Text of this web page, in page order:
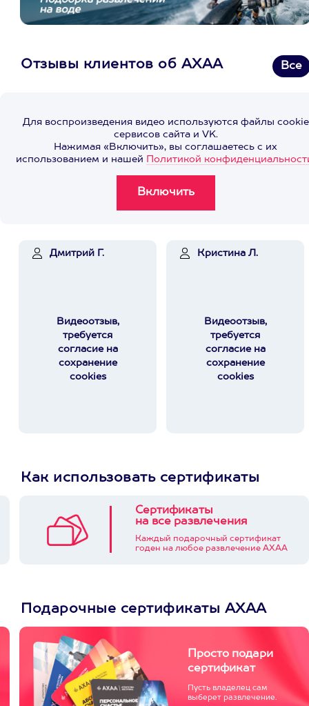
Отзывы клиентов об АХАА Все
Для воспроизведения видео используются файлы cookie
сервисов сайта и VK.
Нажимая «Включить», вы соглашаетесь с их
использованием и нашей Политикой
Дмитрий Г.
Видеоотзыв,
требуется
согласие на
сохранение
cookies
Кристина Л.
Видеоотзыв,
требуется
согласие на
сохранение
cookies
Как использовать сертификаты
Сертификаты
на все развлечения
Каждый подарочный сертификат
годен на любое развлечение АХАА
Подарочные сертификаты АХАА
Просто подари
сертификат
Пусть владелец сам
выберет развлечение.